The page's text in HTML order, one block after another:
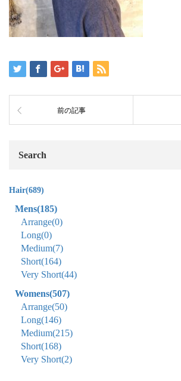
前の記事
Search
Hair(689)
Mens(185)
Arrange(0)
Long(0)
Medium(7)
Short(164)
Very Short(44)
Womens(507)
Arrange(50)
Long(146)
Medium(215)
Short(168)
Very Short(2)